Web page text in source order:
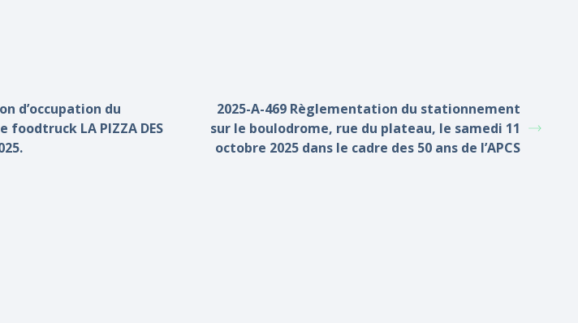
d’occupation du
foodtruck LA PIZZA DES
2025-A-469 Règlementation du stationnement
sur le boulodrome, rue du plateau, le samedi 11
octobre 2025 dans le cadre des 50 ans de l’APCS